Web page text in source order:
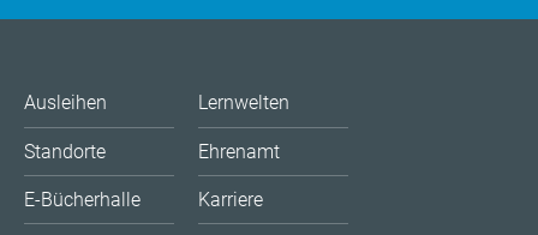
Ausleihen
Standorte
E-Bücherhalle
Lernwelten
Ehrenamt
Karriere